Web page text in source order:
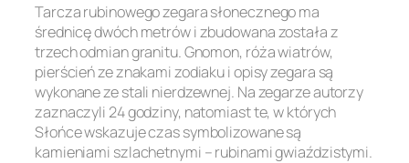
Tarcza rubinowego zegara słonecznego ma
średnicę dwóch metrów i zbudowana została z
trzech odmian granitu. Gnomon, róża wiatrów,
pierścień ze znakami zodiaku i opisy zegara są
wykonane ze stali nierdzewnej. Na zegarze autorzy
zaznaczyli 24 godziny, natomiast te, w których
Słońce wskazuje czas symbolizowane są
kamieniami szlachetnymi – rubinami gwiaździstymi.